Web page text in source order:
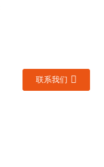
联系我们